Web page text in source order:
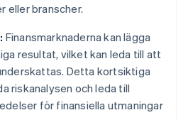
eller branscher.
Finansmarknaderna kan lägga
resultat, vilket kan leda till att
Detta kortsiktiga
riskanalysen och leda till
för finansiella utmaningar
English